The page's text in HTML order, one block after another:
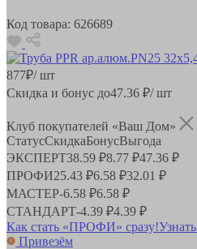
Код товара: 626689
877₽/ шт
Скидка и бонус до47.36 ₽/ шт
Клуб покупателей «Ваш Дом»
СтатусСкидкаБонусВыгода
ЭКСПЕРТ38.59 ₽8.77 ₽47.36 ₽
ПРОФИ25.43 ₽6.58 ₽32.01 ₽
МАСТЕР-6.58 ₽6.58 ₽
СТАНДАРТ-4.39 ₽4.39 ₽
Как стать «ПРОФИ» сразу!
Привезём